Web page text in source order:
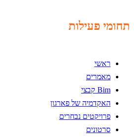
תחומי פעילות
ראשי
מאמרים
Bim קבצי
האקדמיה של פארגון
פרויקטים נבחרים
סרטונים